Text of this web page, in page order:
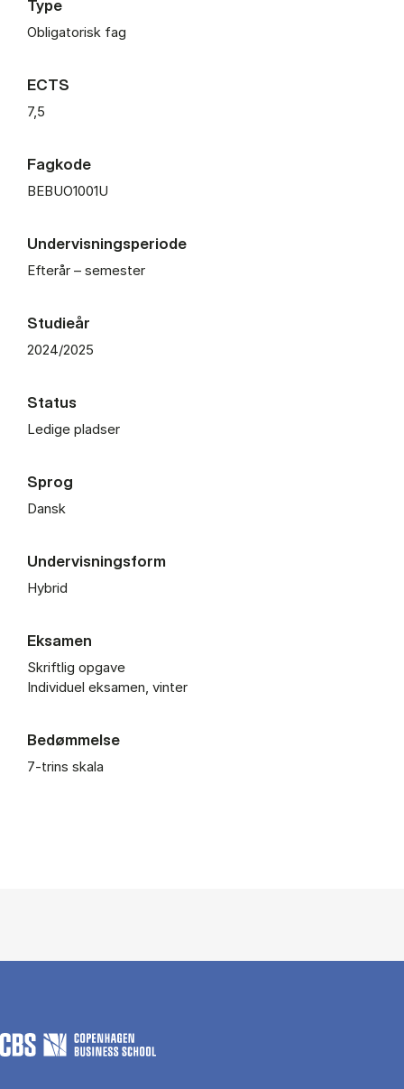
Type
Obligatorisk fag
ECTS
7,5
Fagkode
BEBUO1001U
Undervisningsperiode
Efterår – semester
Studieår
2024/2025
Status
Ledige pladser
Sprog
Dansk
Undervisningsform
Hybrid
Eksamen
Skriftlig opgave
Individuel eksamen, vinter
Bedømmelse
7-trins skala